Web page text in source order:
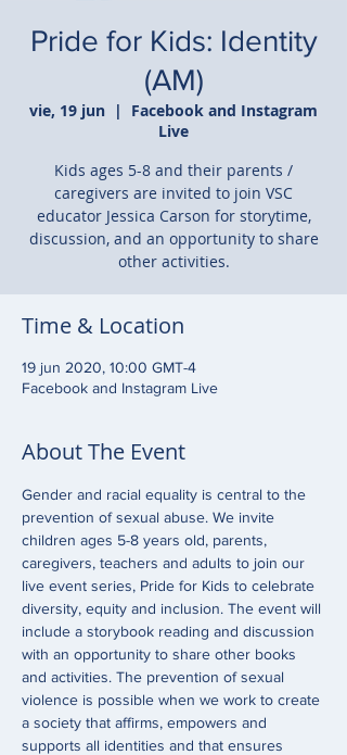
Pride for Kids: Identity
(AM)
vie, 19 jun
  |
Facebook and Instagram
Live
Kids ages 5-8 and their parents /
caregivers are invited to join VSC
educator Jessica Carson for storytime,
discussion, and an opportunity to share
other activities.
Time & Location
19 jun 2020, 10:00 GMT-4
Facebook and Instagram Live
About The Event
Gender and racial equality is central to the
prevention of sexual abuse. We invite
children ages 5-8 years old, parents,
caregivers, teachers and adults to join our
live event series, Pride for Kids to celebrate
diversity, equity and inclusion. The event will
include a storybook reading and discussion
with an opportunity to share other books
and activities. The prevention of sexual
violence is possible when we work to create
a society that affirms, empowers and
supports all identities and that ensures